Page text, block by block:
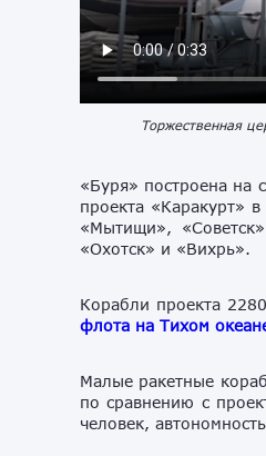
Торжественная
«Буря» построена на
проекта «Каракурт»
«Мытищи»,
«Охотск» и «Вихрь».
Корабли проекта
флота на Тихом
Малые ракетные
по сравнению с
человек,